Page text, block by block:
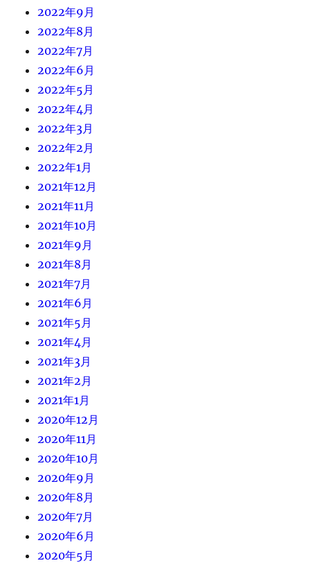
2022年9月
2022年8月
2022年7月
2022年6月
2022年5月
2022年4月
2022年3月
2022年2月
2022年1月
2021年12月
2021年11月
2021年10月
2021年9月
2021年8月
2021年7月
2021年6月
2021年5月
2021年4月
2021年3月
2021年2月
2021年1月
2020年12月
2020年11月
2020年10月
2020年9月
2020年8月
2020年7月
2020年6月
2020年5月